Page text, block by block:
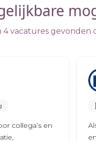
vacatures gevonden
collega’s en